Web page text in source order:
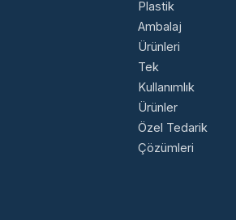
Plastik
Ambalaj
Ürünleri
Tek
Kullanımlık
Ürünler
Özel Tedarik
Çözümleri